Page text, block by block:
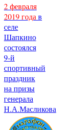
2 февраля
2019 года в
селе
Шапкино
состоялся
9-й
спортивный
праздник
на призы
генерала
Н.А.Масликова